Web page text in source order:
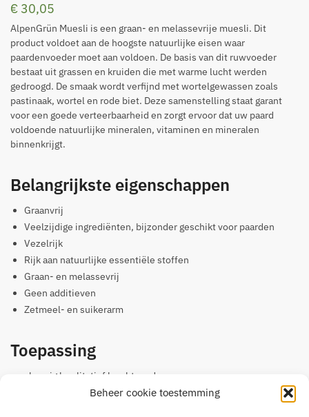
Beheer cookie toestemming
€ 30,05
AlpenGrün Muesli is een graan- en melassevrije muesli. Dit
product voldoet aan de hoogste natuurlijke eisen waar
paardenvoeder moet aan voldoen. De basis van dit ruwvoeder
bestaat uit grassen en kruiden die met warme lucht werden
gedroogd. De smaak wordt verfijnd met wortelgewassen zoals
pastinaak, wortel en rode biet. Deze samenstelling staat garant
voor een goede verteerbaarheid en zorgt ervoor dat uw paard
voldoende natuurlijke mineralen, vitaminen en mineralen
binnenkrijgt.
Belangrijkste eigenschappen
Graanvrij
Veelzijdige ingrediënten, bijzonder geschikt voor paarden
Vezelrijk
Rijk aan natuurlijke essentiële stoffen
Graan- en melassevrij
Geen additieven
Zetmeel- en suikerarm
Toepassing
als enig kwalitatief krachtvoeder
of als extra aanvulling bij het krachtvoeder